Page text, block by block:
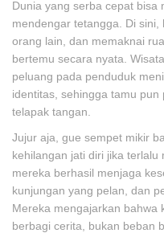
Dunia yang serba cepat bisa
mendengar tetangga. Di
orang lain, dan memaknai
bertemu secara nyata.
peluang pada penduduk
identitas, sehingga tamu
telapak tangan.
Jujur aja, gue sempet mikir
kehilangan jati diri jika terlalu
mereka berhasil menjaga
kunjungan yang pelan, dan
Mereka mengajarkan bahwa
berbagi cerita, bukan beban